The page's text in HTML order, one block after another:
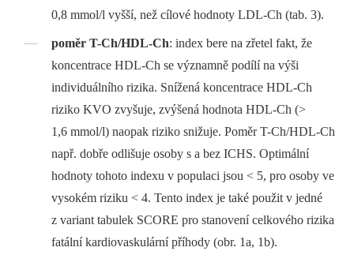
0,8 mmol/l vyšší, než cílové hodnoty LDL-Ch (tab. 3).
poměr T-Ch/HDL-Ch: index bere na zřetel fakt, že
koncentrace HDL-Ch se významně podílí na výši
individuálního rizika. Snížená koncentrace HDL-Ch
riziko KVO zvyšuje, zvýšená hodnota HDL-Ch (>
1,6 mmol/l) naopak riziko snižuje. Poměr T-Ch/HDL-Ch
např. dobře odlišuje osoby s a bez ICHS. Optimální
hodnoty tohoto indexu v populaci jsou < 5, pro osoby ve
vysokém riziku < 4. Tento index je také použit v jedné
z variant tabulek SCORE pro stanovení celkového rizika
fatální kardiovaskulární příhody (obr. 1a, 1b).